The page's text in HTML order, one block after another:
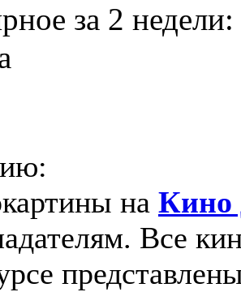
за 2 недели:
на Кино
Все